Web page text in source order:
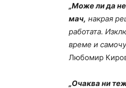
„Може ли да
мач, накрая
работата.
време и
Любомир
„Очаква ни